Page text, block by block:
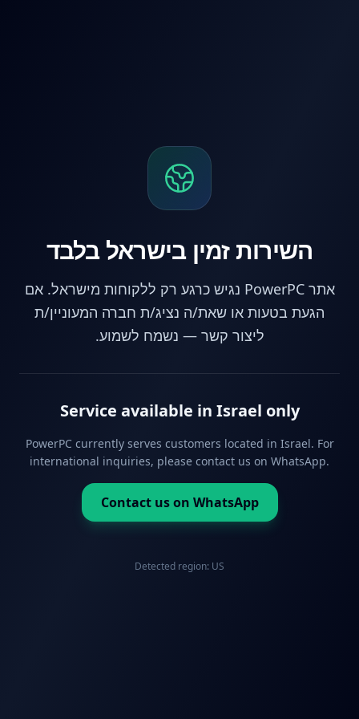
השירות זמין בישראל בלבד
אתר PowerPC נגיש כרגע רק ללקוחות מישראל. אם
הגעת בטעות או שאת/ה נציג/ת חברה המעוניין/ת
ליצור קשר — נשמח לשמוע.
Service available in Israel only
PowerPC currently serves customers located in Israel. For
international inquiries, please contact us on WhatsApp.
Contact us on WhatsApp
Detected region: US